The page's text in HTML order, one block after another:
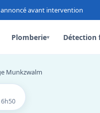
annoncé avant intervention
Plomberie▾ Détection
Munkzwalm